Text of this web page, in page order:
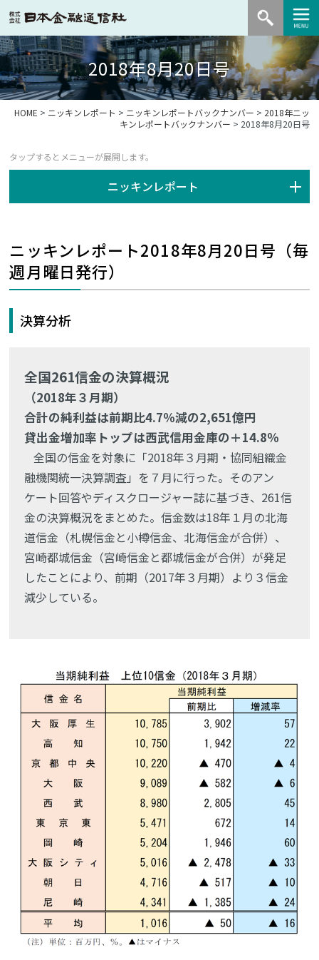
2018年8月20日号
HOME > ニッキンレポート > ニッキンレポートバックナンバー > 2018年ニッ
キンレポートバックナンバー > 2018年8月20日号
ニッキンレポート
ニッキンレポート2018年8月20日号（毎
週月曜日発行）
決算分析
全国261信金の決算概況
（2018年３月期）
合計の純利益は前期比4.7％減の2,651億円
貸出金増加率トップは西武信用金庫の＋14.8％
全国の信金を対象に「2018年３月期・協同組織金
融機関統一決算調査」を７月に行った。そのアン
ケート回答やディスクロージャー誌に基づき、261信
金の決算概況をまとめた。信金数は18年１月の北海
道信金（札幌信金と小樽信金、北海信金が合併）、
宮崎都城信金（宮崎信金と都城信金が合併）が発足
したことにより、前期（2017年３月期）より３信金
減少している。